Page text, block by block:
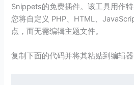
Snippets的免费插件。该工具用作
您将自定义 PHP、HTML、
点，而无需编辑主题文件。
复制下面的代码并将其粘贴到编辑器